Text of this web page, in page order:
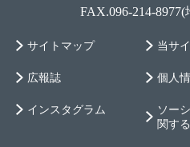
FAX.096-214-
サイトマップ
広報誌
インスタグラム
当サ
個人
ソー
関する